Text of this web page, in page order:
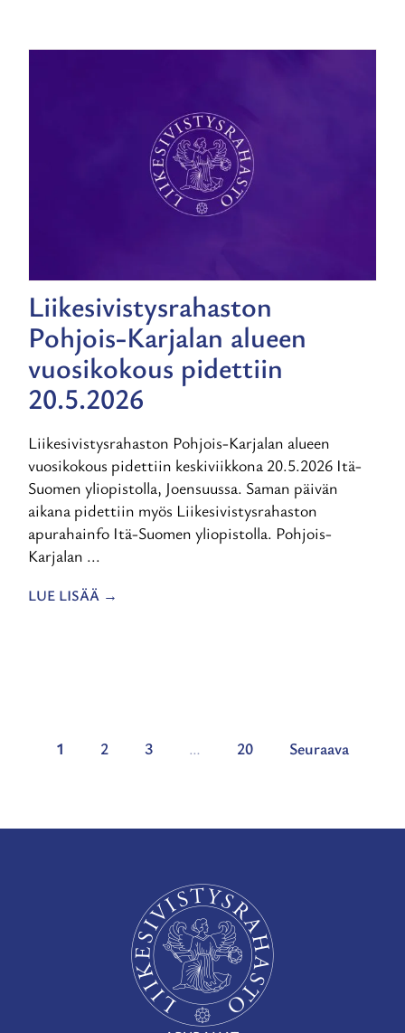
Liikesivistysrahaston
Pohjois-Karjalan alueen
vuosikokous pidettiin
20.5.2026
Liikesivistysrahaston Pohjois-Karjalan alueen
vuosikokous pidettiin keskiviikkona 20.5.2026 Itä-
Suomen yliopistolla, Joensuussa. Saman päivän
aikana pidettiin myös Liikesivistysrahaston
apurahainfo Itä-Suomen yliopistolla. Pohjois-
Karjalan ...
LUE LISÄÄ
1 2 3 … 20 Seuraava